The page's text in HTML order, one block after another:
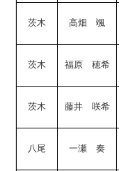
茨木 高畑 颯
茨木 福原 穂希
茨木 藤井 咲希
八尾 一瀬 奏